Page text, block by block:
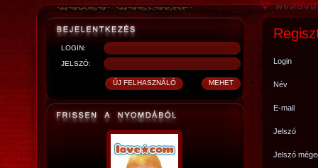
LOGIN:
JELSZÓ:
Login
Név
E-mail
Jelszó
Jelszó